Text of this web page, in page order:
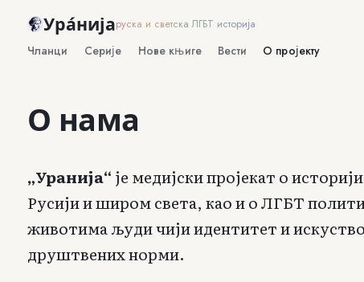
Ура́нијаруска и светска ЛГБТ историја
Чланци Серије Нове књиге Вести О пројекту
О нама
„Уранија“ је медијски пројекат о
Русији и широм света, као и о ЛГБТ
животима људи чији идентитет и
друштвених норми.